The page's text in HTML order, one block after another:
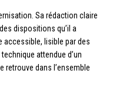
Sa rédaction claire
dispositions qu’il a
accessible, lisible par des
attendue d’un
retrouve dans l’ensemble